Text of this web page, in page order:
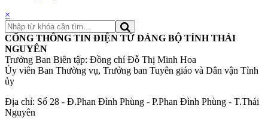
×
CỔNG THÔNG TIN ĐIỆN TỬ ĐẢNG BỘ TỈNH THÁI
NGUYÊN
Trưởng Ban Biên tập: Đồng chí Đỗ Thị Minh Hoa
Ủy viên Ban Thường vụ, Trưởng ban Tuyên giáo và Dân vận Tỉnh
ủy
Địa chỉ: Số 28 - Đ.Phan Đình Phùng - P.Phan Đình Phùng - T.Thái
Nguyên